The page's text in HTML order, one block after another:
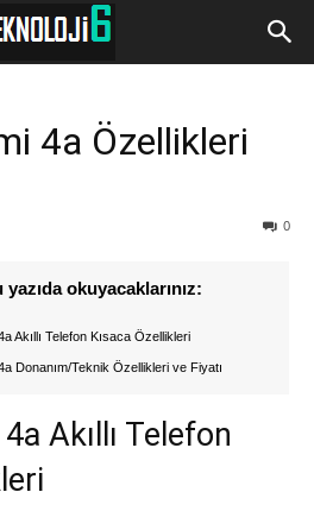
4a Özellikleri
0
yazıda okuyacaklarınız:
Akıllı Telefon Kısaca Özellikleri
Donanım/Teknik Özellikleri ve Fiyatı
Akıllı Telefon